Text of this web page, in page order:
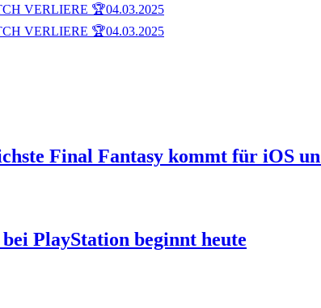
VERLIERE 🏆04.03.2025
VERLIERE 🏆04.03.2025
Final Fantasy kommt für iOS
PlayStation beginnt heute